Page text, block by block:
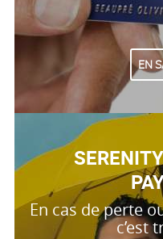
EN
En cas de perte
c’est